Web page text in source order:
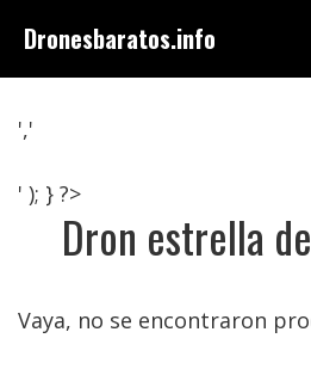
contenido
Dronesbaratos.info
','
' ); } ?>
Dron estrella
Vaya, no se encontraron